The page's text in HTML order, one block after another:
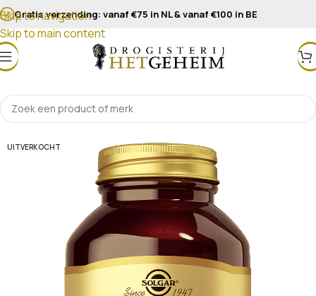
Skip to navigation
Skip to main content
Gratis verzending: vanaf €75 in NL & vanaf €100 in BE
UITVERKOCHT